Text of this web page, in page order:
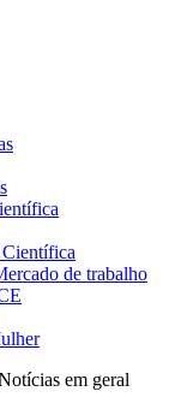
de trabalho
em geral